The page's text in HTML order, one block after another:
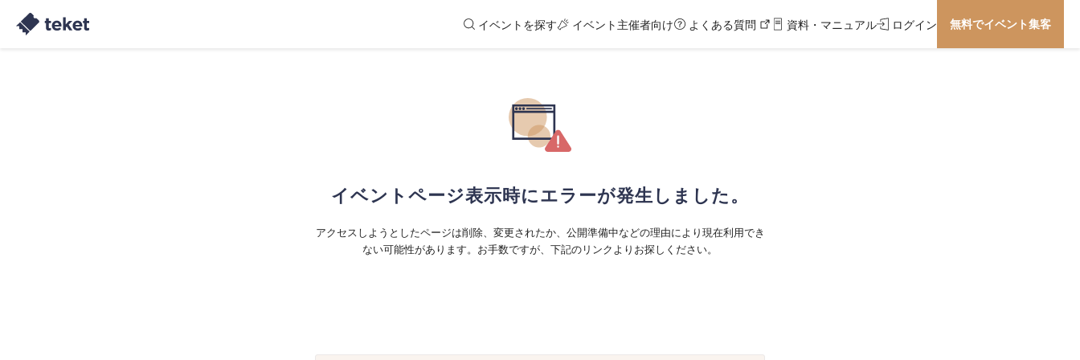
イベントを探す イベント主催者向け よくある質問 資料・マニュアル ログイン 無料でイベント集客
イベントページ表示時にエラーが発生しました。
アクセスしようとしたページは削除、変更されたか、公開準備中などの理由により現在利用でき
ない可能性があります。お手数ですが、下記のリンクよりお探しください。